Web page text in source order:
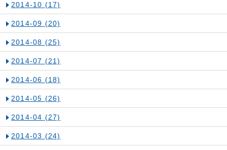
2014-10 (17)
2014-09 (20)
2014-08 (25)
2014-07 (21)
2014-06 (18)
2014-05 (26)
2014-04 (27)
2014-03 (24)